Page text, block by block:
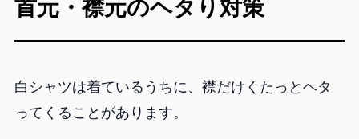
首元・襟元のヘタり対策
白シャツは着ているうちに、襟だけくたっとヘタ
ってくることがあります。